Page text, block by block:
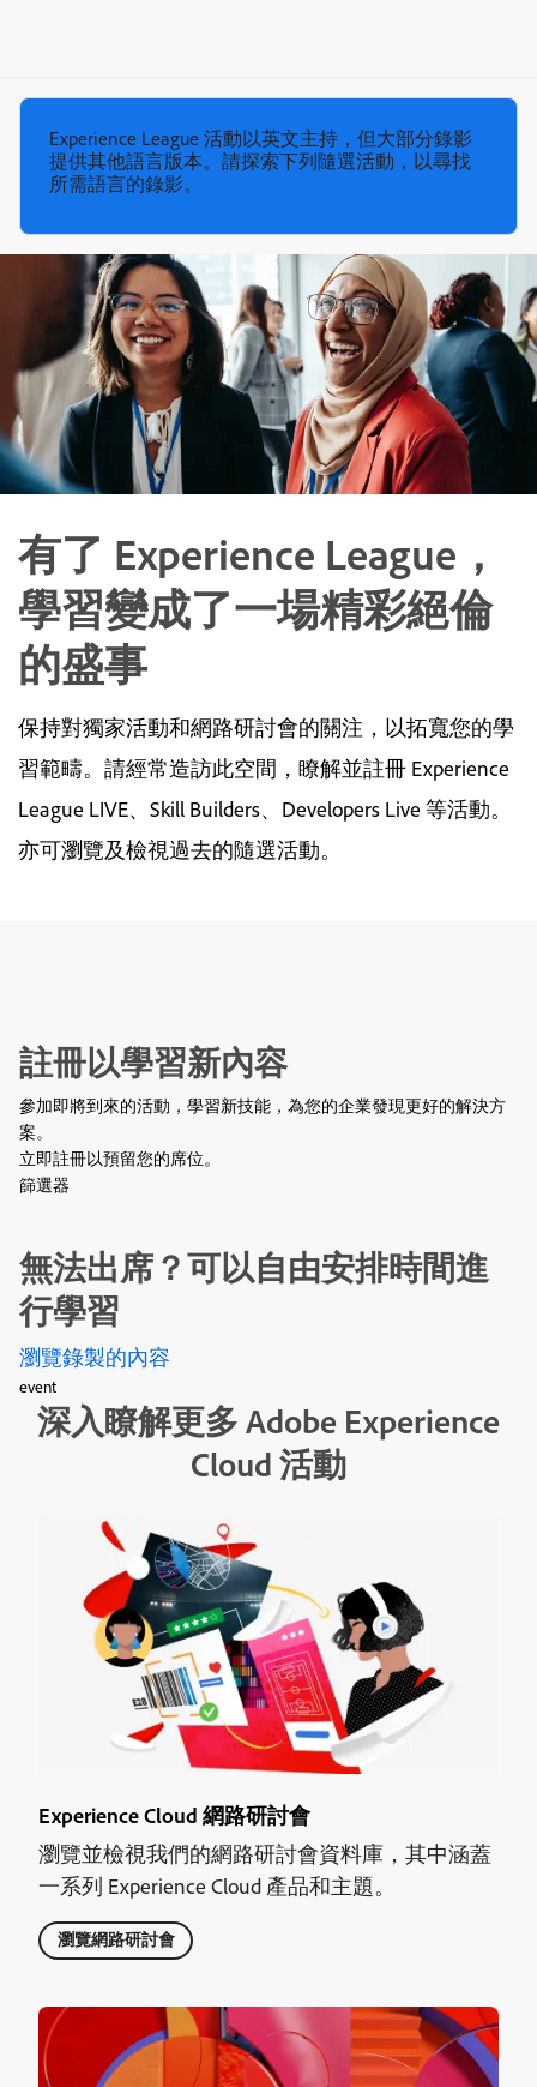
Experience League 活動以英文主持，但大部分錄影
提供其他語言版本。請探索下列隨選活動，以尋找
所需語言的錄影。
有了 Experience League，
學習變成了一場精彩絕倫
的盛事
保持對獨家活動和網路研討會的關注，以拓寬您的學
習範疇。請經常造訪此空間，瞭解並註冊 Experience
League LIVE、Skill Builders、Developers Live 等活動。
亦可瀏覽及檢視過去的隨選活動。
註冊以學習新內容
參加即將到來的活動，學習新技能，為您的企業發現更好的解決方
案。
立即註冊以預留您的席位。
篩選器
無法出席？可以自由安排時間進
行學習
瀏覽錄製的內容
event
深入瞭解更多 Adobe Experience
Cloud 活動
Experience Cloud 網路研討會
瀏覽並檢視我們的網路研討會資料庫，其中涵蓋
一系列 Experience Cloud 產品和主題。
瀏覽網路研討會